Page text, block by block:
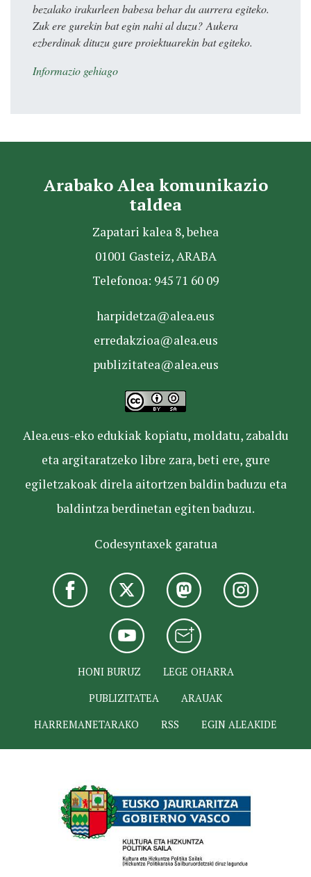
bezalako irakurleen babesa behar du aurrera egiteko.
Zuk ere gurekin bat egin nahi al duzu? Aukera
ezberdinak dituzu gure proiektuarekin bat egiteko.
Informazio gehiago
Arabako Alea komunikazio
taldea
Zapatari kalea 8, behea
01001 Gasteiz, ARABA
Telefonoa: 945 71 60 09
harpidetza@alea.eus
erredakzioa@alea.eus
publizitatea@alea.eus
Alea.eus-eko edukiak kopiatu, moldatu, zabaldu
eta argitaratzeko libre zara, beti ere, gure
egiletzakoak direla aitortzen baldin baduzu eta
baldintza berdinetan egiten baduzu.
Codesyntaxek garatua
HONI BURUZ
LEGE OHARRA
PUBLIZITATEA
ARAUAK
HARREMANETARAKO
RSS EGIN ALEAKIDE